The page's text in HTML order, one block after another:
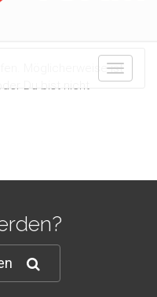
Möglicherweise ist
Du bist nicht